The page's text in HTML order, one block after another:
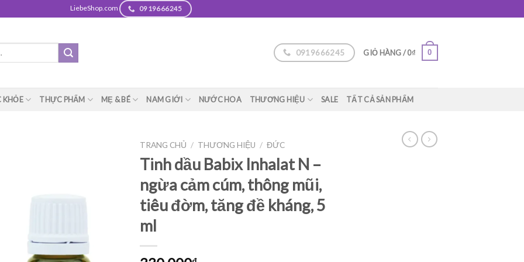
LiebeShop.com 0919666245
0919666245 GIỎ HÀNG /0₫ 0
KHỎE THỰC PHẨM MẸ & BÉ NAM GIỚI NƯỚC HOA THƯƠNG HIỆU SALE TẤT CẢ SẢN PHẨM
TRANG CHỦ / THƯƠNG HIỆU / ĐỨC
Tinh dầu Babix Inhalat N –
ngừa cảm cúm, thông mũi,
tiêu đờm, tăng đề kháng, 5
ml